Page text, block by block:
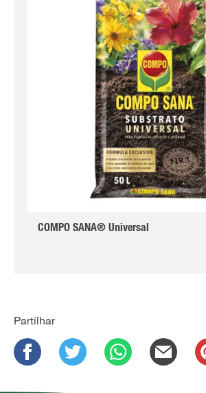
COMPO SANA® Universal
Partilhar